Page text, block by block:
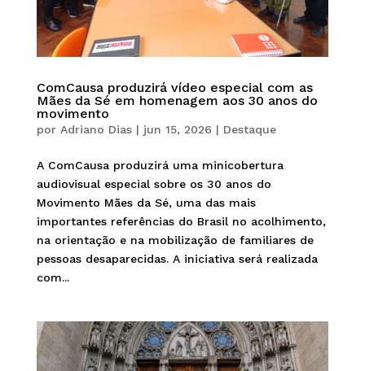
ComCausa produzirá vídeo especial com as
Mães da Sé em homenagem aos 30 anos do
movimento
por Adriano Dias| jun 15, 2026 | Destaque
A ComCausa produzirá uma minicobertura
audiovisual especial sobre os 30 anos do
Movimento Mães da Sé, uma das mais
importantes referências do Brasil no acolhimento,
na orientação e na mobilização de familiares de
pessoas desaparecidas. A iniciativa será realizada
com...